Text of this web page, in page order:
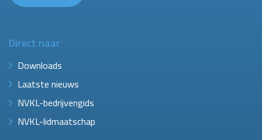
Direct naar
Downloads
Laatste nieuws
NVKL-bedrijvengids
NVKL-lidmaatschap